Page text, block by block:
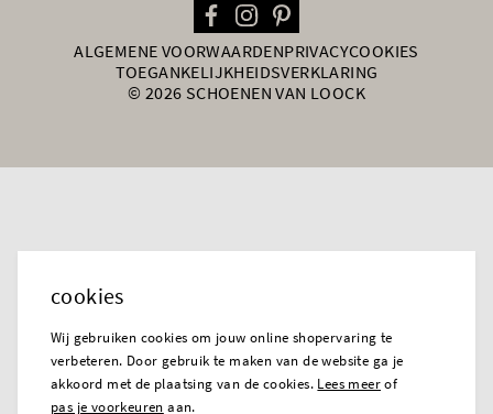
ALGEMENE VOORWAARDENPRIVACYCOOKIES
TOEGANKELIJKHEIDSVERKLARING
© 2026 SCHOENEN VAN LOOCK
cookies
Wij gebruiken cookies om jouw online shopervaring te
verbeteren. Door gebruik te maken van de website ga je
akkoord met de plaatsing van de cookies. Lees meerof
pas je voorkeuren aan.